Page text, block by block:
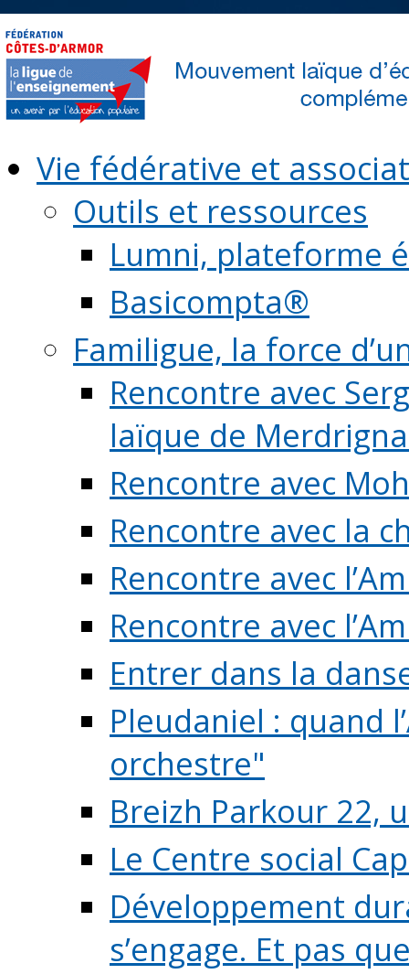
Vie fédérative et
Outils et ressources
Lumni, plateforme
Basicompta®
Familigue, la force
Rencontre avec
laïque de
Rencontre avec
Rencontre avec la
Rencontre avec
Rencontre avec
Entrer dans la
Pleudaniel : quand
orchestre"
Breizh Parkour 22,
Le Centre social
Développement
s’engage. Et pas